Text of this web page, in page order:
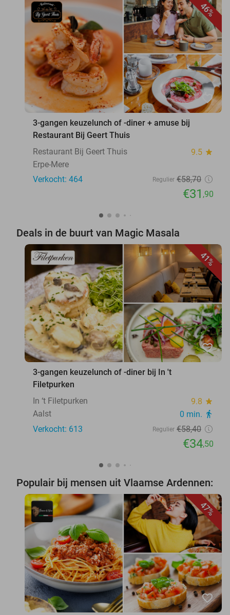
46%
favorite_border
3-gangen keuzelunch of -diner + amuse bij
Restaurant Bij Geert Thuis
Restaurant Bij Geert Thuis
9.5 star
Erpe-Mere
Verkocht: 464
Regulier €58,70
€31 ,90
Deals in de buurt van Magic Masala
41%
favorite_border
3-gangen keuzelunch of -diner bij In 't
Filetpurken
In ‘t Filetpurken
9.8 star
Aalst 0 min. directions_walk
Verkocht: 613 Regulier €58,40
€34,50
Populair bij mensen uit Vlaamse Ardennen:
47%
favorite_border